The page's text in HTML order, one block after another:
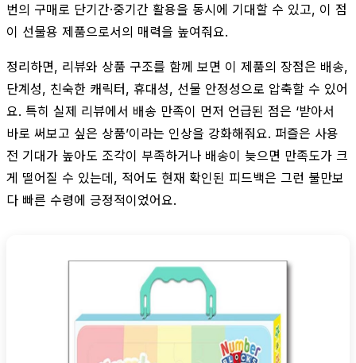
번의 구매로 단기간·중기간 활용을 동시에 기대할 수 있고, 이 점
이 선물용 제품으로서의 매력을 높여줘요.
정리하면, 리뷰와 상품 구조를 함께 보면 이 제품의 장점은 배송,
단계성, 친숙한 캐릭터, 휴대성, 선물 안정성으로 압축할 수 있어
요. 특히 실제 리뷰에서 배송 만족이 먼저 언급된 점은 ‘받아서
바로 써보고 싶은 상품’이라는 인상을 강화해줘요. 퍼즐은 사용
전 기대가 높아도 조각이 부족하거나 배송이 늦으면 만족도가 크
게 떨어질 수 있는데, 적어도 현재 확인된 피드백은 그런 불만보
다 빠른 수령에 긍정적이었어요.